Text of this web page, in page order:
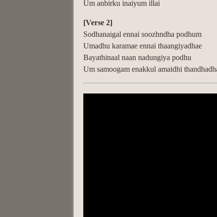
Um anbirku inaiyum illai
[Verse 2]
Sodhanaigal ennai soozhndha podhum
Umadhu karamae ennai thaangiyadhae
Bayathinaal naan nadungiya podhu
Um samoogam enakkul amaidhi